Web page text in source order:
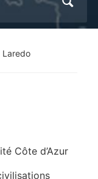
Laredo
Côte d’Azur